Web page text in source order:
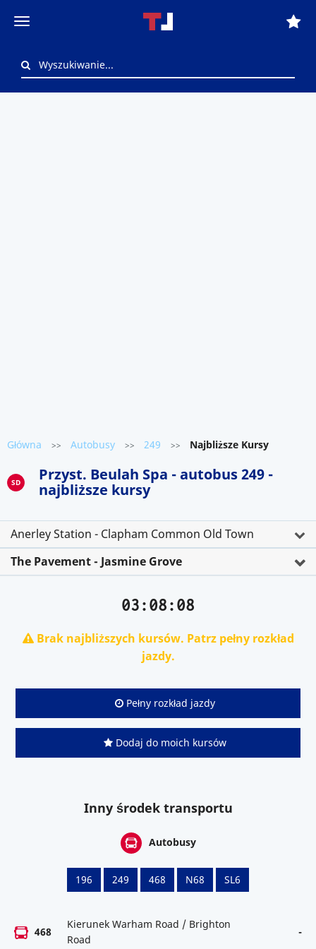
Główna >> Autobusy >> 249 >> Najbliższe Kursy
SD
Przyst. Beulah Spa - autobus 249 -
najbliższe kursy
Anerley Station - Clapham Common Old Town
The Pavement - Jasmine Grove
03:08:08
Brak najbliższych kursów. Patrz pełny rozkład
jazdy.
Pełny rozkład jazdy
Dodaj do moich kursów
Inny środek transportu
Autobusy
196 249 468 N68 SL6
468
Kierunek Warham Road / Brighton
Road
-